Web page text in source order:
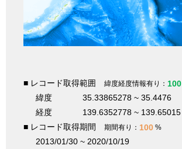
■ レコード取得範囲 緯度経度情報有り： 100
緯度
35.33865278 ~ 35.4476
経度
139.6352778 ~ 139.65015
■ レコード取得期間
期間有り： 100 %
2013/01/30 ~ 2020/10/19